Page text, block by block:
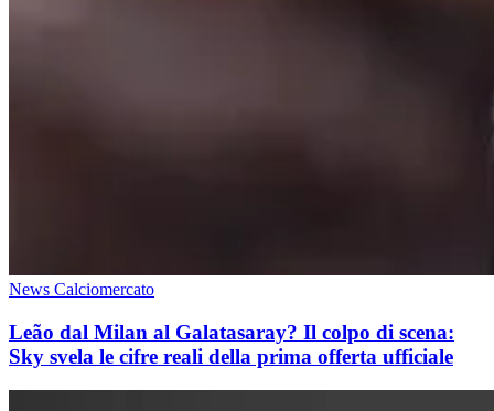
News Calciomercato
Leão dal Milan al Galatasaray? Il colpo di scena:
Sky svela le cifre reali della prima offerta ufficiale